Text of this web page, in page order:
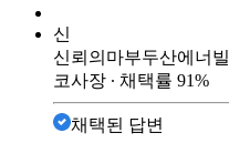
신
신뢰의마부두산에너
코사장 ∙ 채택률 91%
채택된 답변